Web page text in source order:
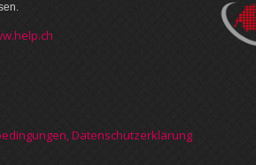
Daten­schutz­er­klärung